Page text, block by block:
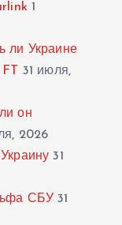
1
ли Украине
31 июля,
он
2026
31
СБУ 31